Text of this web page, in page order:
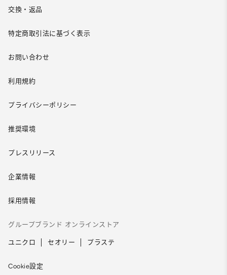
交換・返品
特定商取引法に基づく表示
お問い合わせ
利用規約
プライバシーポリシー
推奨環境
プレスリリース
企業情報
採用情報
グループブランド オンラインストア
ユニクロ セオリー プラステ
Cookie設定